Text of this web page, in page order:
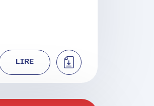
LIRE TÉLÉCHARGER